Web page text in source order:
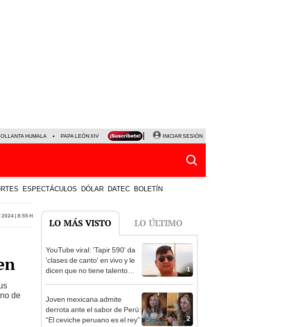
OLLANTA HUMALA PAPA LEÓN XIV NALDY SALDAÑA LA BELLA LUZ
INICIAR SESIÓN
ESPECTÁCULOS DÓLAR DATEC BOLETÍN
| 8:55 h
de
LO MÁS VISTO LO ÚLTIMO
1
YouTube viral: 'Tapir 590' da
'clases de canto' en vivo y le
dicen que no tiene talento
2
Joven mexicana admite
derrota ante el sabor de Perú:
“El ceviche peruano es el rey”